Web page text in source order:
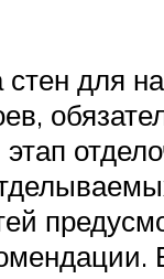
стен для